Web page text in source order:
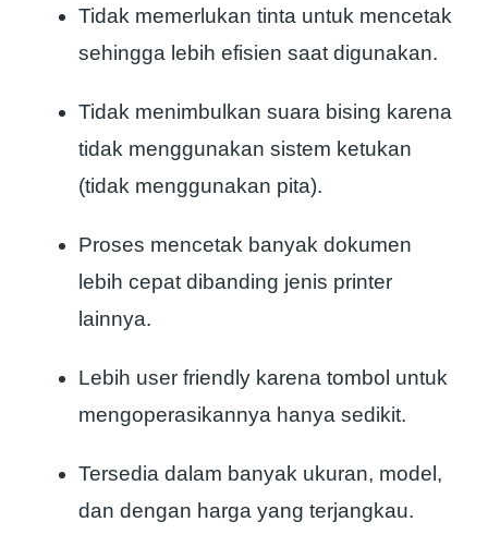
Tidak memerlukan tinta untuk mencetak
sehingga lebih efisien saat digunakan.
Tidak menimbulkan suara bising karena
tidak menggunakan sistem ketukan
(tidak menggunakan pita).
Proses mencetak banyak dokumen
lebih cepat dibanding jenis printer
lainnya.
Lebih user friendly karena tombol untuk
mengoperasikannya hanya sedikit.
Tersedia dalam banyak ukuran, model,
dan dengan harga yang terjangkau.